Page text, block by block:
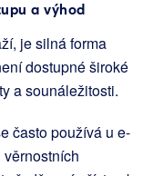
a výhod
je silná forma
dostupné široké
a sounáležitosti.
často používá u e-